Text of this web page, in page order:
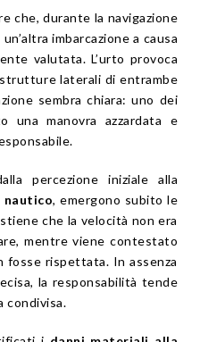
che, durante la navigazione
imbarcazione a causa
valutata. L’urto provoca
laterali di entrambe
sembra chiara: uno dei
una manovra azzardata e
percezione iniziale alla
nautico, emergono subito le
che la velocità non era
mentre viene contestato
fosse rispettata. In assenza
la responsabilità tende
condivisa.